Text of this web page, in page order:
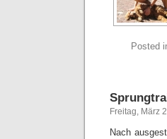
Posted
Freitag, März
Nach